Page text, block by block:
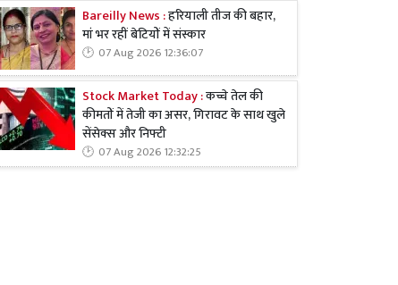
Bareilly News :हरियाली तीज की बहार,
मां भर रहीं बेटियों में संस्कार
07 Aug 2026 12:36:07
Stock Market Today :कच्चे तेल की
कीमतों में तेजी का असर, गिरावट के साथ खुले
सेंसेक्स और निफ्टी
07 Aug 2026 12:32:25